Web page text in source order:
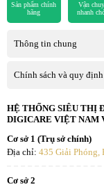
Sản phẩm chính
hãng
Vận
nhanh
Thông tin chung
Chính sách và quy định
HỆ THỐNG SIÊU THỊ
DIGICARE VIỆT NAM
Cơ sở 1 (Trụ sở chính)
Địa chỉ: 435 Giải Phóng,
Cơ sở 2